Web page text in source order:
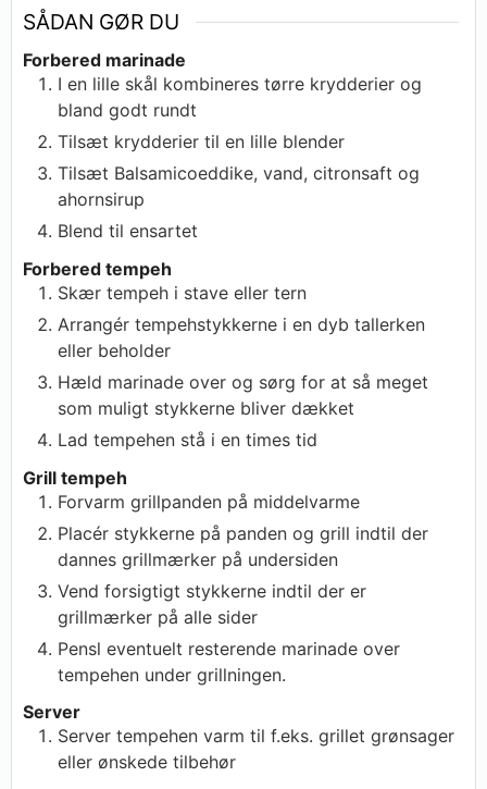
SÅDAN GØR DU
Forbered marinade
I en lille skål kombineres tørre krydderier og
bland godt rundt
Tilsæt krydderier til en lille blender
Tilsæt Balsamicoeddike, vand, citronsaft og
ahornsirup
Blend til ensartet
Forbered tempeh
Skær tempeh i stave eller tern
Arrangér tempehstykkerne i en dyb tallerken
eller beholder
Hæld marinade over og sørg for at så meget
som muligt stykkerne bliver dækket
Lad tempehen stå i en times tid
Grill tempeh
Forvarm grillpanden på middelvarme
Placér stykkerne på panden og grill indtil der
dannes grillmærker på undersiden
Vend forsigtigt stykkerne indtil der er
grillmærker på alle sider
Pensl eventuelt resterende marinade over
tempehen under grillningen.
Server
Server tempehen varm til f.eks. grillet grønsager
eller ønskede tilbehør